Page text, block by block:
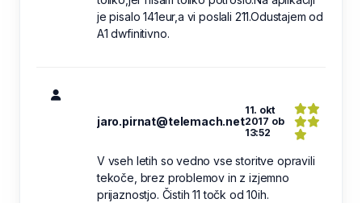
je pisalo 141eur,a vi poslali 211.Odustajem od
A1 dwfinitivno.
jaro.pirnat@telemach.net
11. okt
2017 ob
13:52
V vseh letih so vedno vse storitve opravili
tekoče, brez problemov in z izjemno
prijaznostjo. Čistih 11 točk od 10ih.